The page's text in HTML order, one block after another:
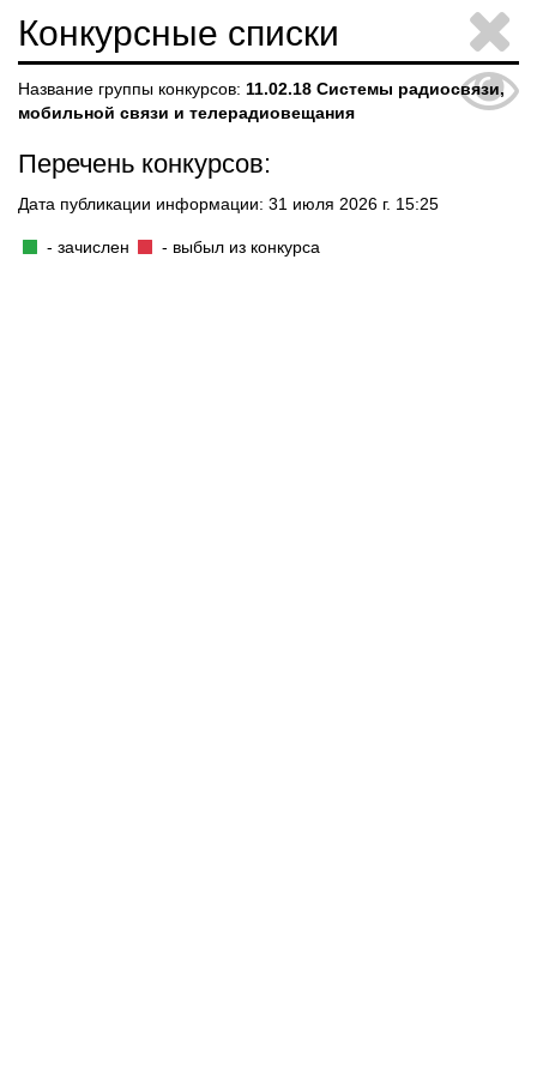
Конкурсные списки
Название группы конкурсов: 11.02.18 Системы радиосвязи,
мобильной связи и телерадиовещания
Перечень конкурсов:
Дата публикации информации: 31 июля 2026 г. 15:25
- зачислен - выбыл из конкурса